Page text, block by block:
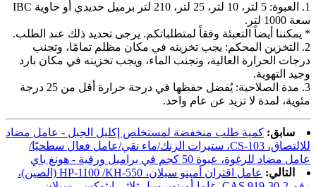
1. العبوة: 5 لتر، 10 لتر، 25 لتر، 210 لتر برميل حديدي أو حاوية IBC
سعة 1000 لتر.
* يمكننا أيضاً التعبئة وفقاً لمتطلباتكم. يرجى تحديد ذلك عند الطلب.
2. التخزين المحكم: يجب تخزينه في مكان مظلم تمامًا، وتجنب
درجات الحرارة العالية، وتجنب الماء، ويجب تخزينه في مكان بارد
وجيد التهوية.
3. مدة الصلاحية: يُفضل حفظها في درجة حرارة أقل من 25 درجة
مئوية، لمدة لا تزيد عن عام واحد.
سابق: كمية طلب منخفضة لمستخلص إكليل الجبل - عامل مضاد
للالتصاق، CS-103، ستيرات الزنك/ماء نقي/عامل فعال سطحيًا/
عامل مضاد للرغوة، عبوة 50 كجم في براميل ورقية - هونغ باي
التالي:
عامل اقتران أمينو سيلان، HP-1100 /KH-550 (الصين)،